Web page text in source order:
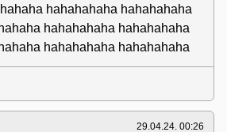
hahahahaha hahahahaha
hahahahaha hahahahaha
hahahahaha hahahahaha
29.04.24. 00:26